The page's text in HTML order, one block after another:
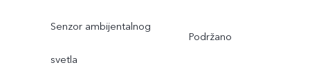
Senzor ambijentalnog
svetla
Podržano